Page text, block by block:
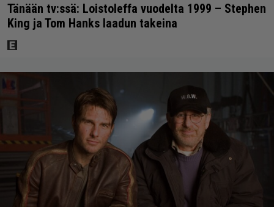
Tänään tv:ssä: Loistoleffa vuodelta 1999 – Stephen
King ja Tom Hanks laadun takeina